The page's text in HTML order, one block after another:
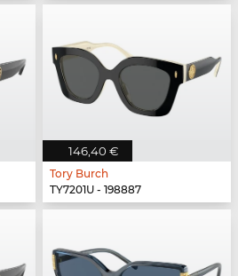
146,40 €
Tory Burch
TY7201U - 198887